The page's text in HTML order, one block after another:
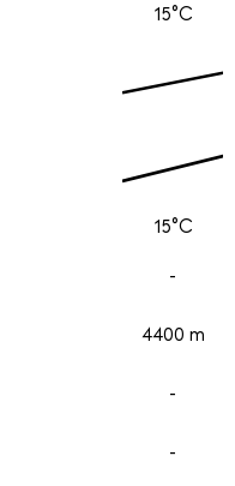
15°C
15°C
-
4400 m
-
-